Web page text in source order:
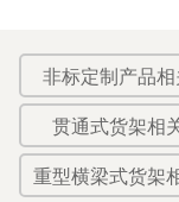
非标定制产品
贯通式货架相
重型横梁式货架